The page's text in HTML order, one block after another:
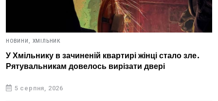
НОВИНИ, ХМІЛЬНИК
У Хмільнику в зачиненій квартирі жінці стало зле.
Рятувальникам довелось вирізати двері
5 серпня, 2026